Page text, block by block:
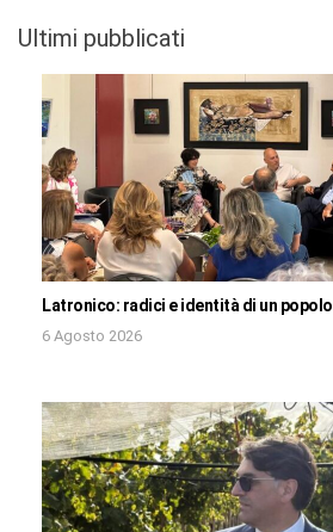
Ultimi pubblicati
Latronico: radici e identità di un popolo
6 Agosto 2026